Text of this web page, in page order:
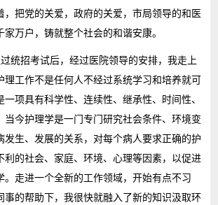
，把党的关爱，政府的关爱，市局领导的和医
家万户，铸就整个社会的和谐安康。
统招考试后，经过医院领导的安排，我走上
理工作不是任何人不经过系统学习和培养就可
项具有科学性、连续性、继承性、时间性、
当今护理学是一门专门研究社会条件、环境变
发生、发展的关系，对每个病人要求正确的护
利的社会、家庭、环境、心理等因素，以促进
。走进一个全新的工作领域，开始有点不习
事的帮助下，我很快就融入了新的知识汲取环